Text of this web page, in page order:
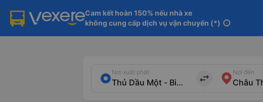
Cam kết hoàn 150% nếu nhà xe
không cung cấp dịch vụ vận chuyển (*) info
Nơi xuất phát
import_export
Nơi đến